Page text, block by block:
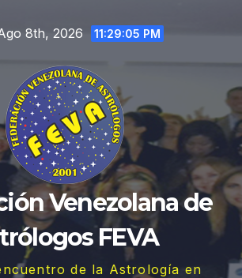
8th, 2026 11:29:06 PM
Venezolana de
FEVA
de la Astrología en